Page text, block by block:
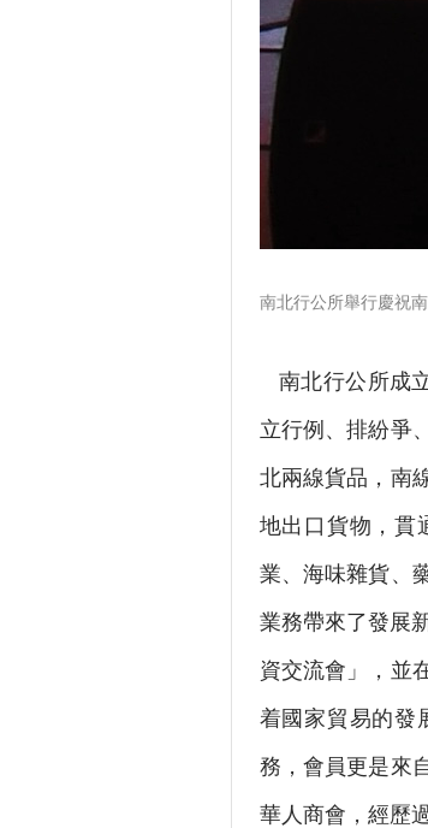
南北行公所舉行慶祝
南北行公所成
立行例、排紛爭
北兩線貨品，南
地出口貨物，貫
業、海味雜貨、
業務帶來了發展
資交流會」，並
着國家貿易的發
務，會員更是來
華人商會，經歷